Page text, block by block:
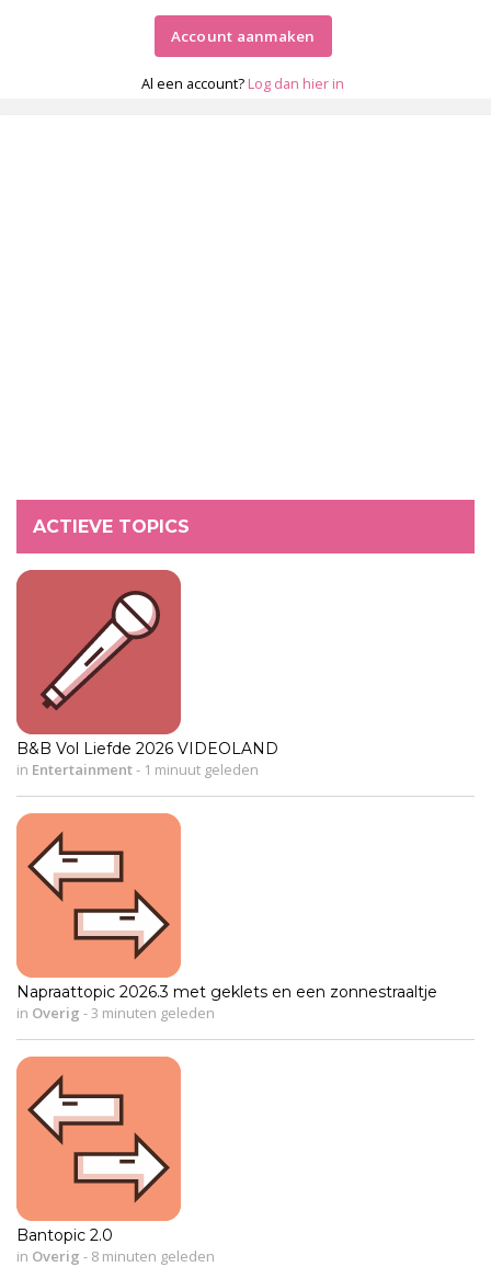
Account aanmaken
Al een account? Log dan hier in
ACTIEVE TOPICS
B&B Vol Liefde 2026 VIDEOLAND
in Entertainment- 1 minuut geleden
Napraattopic 2026.3 met geklets en een zonnestraaltje
in Overig -3 minuten geleden
Bantopic 2.0
in Overig - 8 minuten geleden